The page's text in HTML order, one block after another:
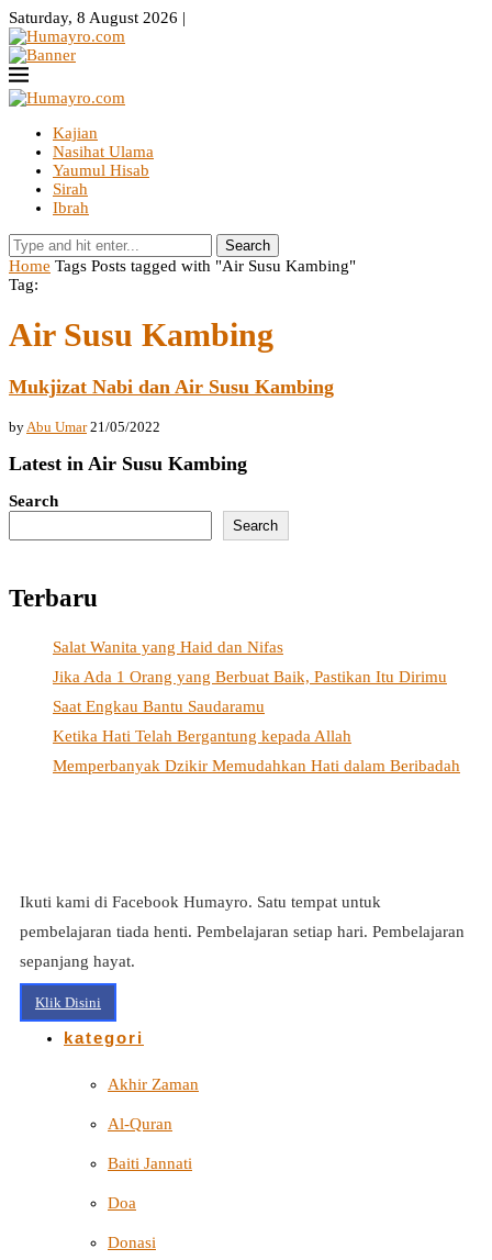
Saturday, 8 August 2026 |
Kajian
Nasihat Ulama
Yaumul Hisab
Sirah
Ibrah
Search
Home Tags Posts tagged with "Air Susu Kambing"
Tag:
Air Susu Kambing
Mukjizat Nabi dan Air Susu Kambing
by Abu Umar 21/05/2022
Latest in Air Susu Kambing
Search
Search
Terbaru
Salat Wanita yang Haid dan Nifas
Jika Ada 1 Orang yang Berbuat Baik, Pastikan Itu Dirimu
Saat Engkau Bantu Saudaramu
Ketika Hati Telah Bergantung kepada Allah
Memperbanyak Dzikir Memudahkan Hati dalam Beribadah
Ikuti kami di Facebook Humayro. Satu tempat untuk
pembelajaran tiada henti. Pembelajaran setiap hari. Pembelajaran
sepanjang hayat.
Klik Disini
kategori
Akhir Zaman
Al-Quran
Baiti Jannati
Doa
Donasi